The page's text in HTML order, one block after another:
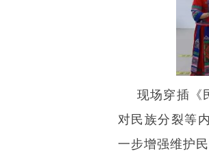
现场穿插《
对民族分裂等
一步增强维护